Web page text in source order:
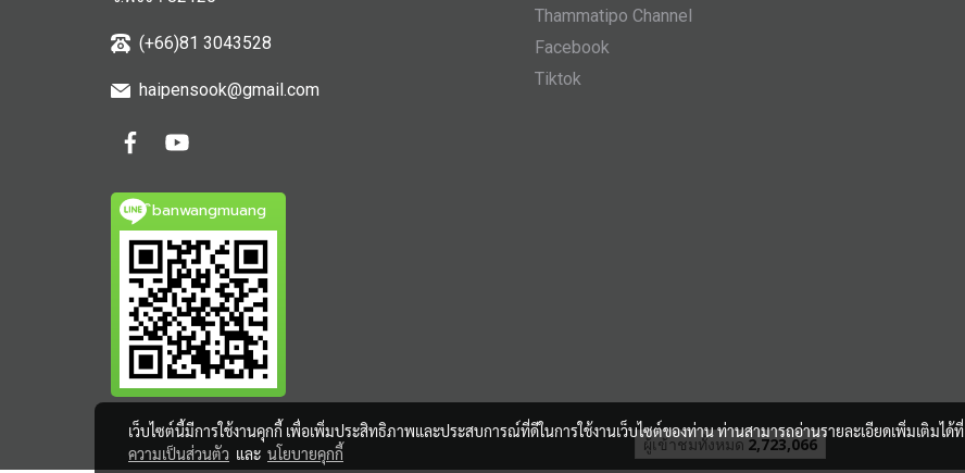
(+66)81 3043528
haipensook@gmail.com
ิbanwangmuang
Thammatipo Channel
Facebook
Tiktok
ผู้เข้าชมวันนี้ 1
เว็บไซต์นี้มีการใช้งานคุกกี้ เพื่อเพิ่มประสิทธิภาพและประสบการณ์ที่ดีในการใช้งานเว็บไซต์ของท่าน ท่านสามารถอ่านรายละเอียดเพิ่มเติมได้ที่
ความเป็นส่วนตัว และ นโยบายคุกกี้